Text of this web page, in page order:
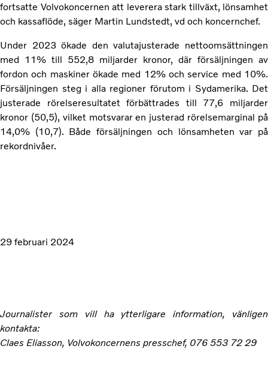
fortsatte Volvokoncernen att leverera stark tillväxt, lönsamhet
och kassaflöde, säger Martin Lundstedt, vd och koncernchef.
Under 2023 ökade den valutajusterade nettoomsättningen
med 11% till 552,8 miljarder kronor, där försäljningen av
fordon och maskiner ökade med 12% och service med 10%.
Försäljningen steg i alla regioner förutom i Sydamerika. Det
justerade rörelseresultatet förbättrades till 77,6 miljarder
kronor (50,5), vilket motsvarar en justerad rörelsemarginal på
14,0% (10,7). Både försäljningen och lönsamheten var på
rekordnivåer.
29 februari 2024
Journalister som vill ha ytterligare information, vänligen
kontakta:
Claes Eliasson, Volvokoncernens presschef, 076 553 72 29